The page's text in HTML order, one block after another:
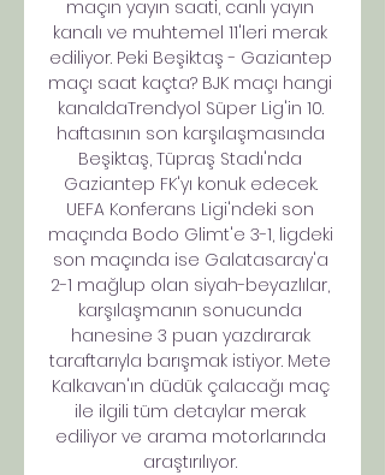
maçın yayın saati, canlı yayın
kanalı ve muhtemel 11'leri merak
ediliyor. Peki Beşiktaş - Gaziantep
maçı saat kaçta? BJK maçı hangi
kanaldaTrendyol Süper Lig'in 10.
haftasının son karşılaşmasında
Beşiktaş, Tüpraş Stadı'nda
Gaziantep FK'yı konuk edecek.
UEFA Konferans Ligi'ndeki son
maçında Bodo Glimt'e 3-1, ligdeki
son maçında ise Galatasaray'a
2-1 mağlup olan siyah-beyazlılar,
karşılaşmanın sonucunda
hanesine 3 puan yazdırarak
taraftarıyla barışmak istiyor. Mete
Kalkavan'ın düdük çalacağı maç
ile ilgili tüm detaylar merak
ediliyor ve arama motorlarında
araştırılıyor.